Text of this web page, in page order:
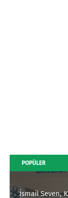
POPÜLER
İsmail Seven,